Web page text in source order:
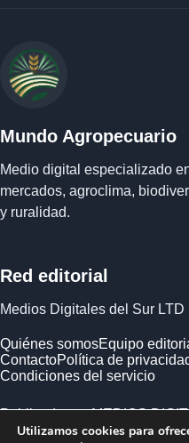
Mundo Agropecuario
Medio digital especializado
mercados, agroclima,
y ruralidad.
Red editorial
Medios Digitales del Sur LTD
Quiénes somosEquipo
ContactoPolítica de
Condiciones del servicio
Publicado por MEDIOS
Empresa registrada en
Utilizamos cookies para